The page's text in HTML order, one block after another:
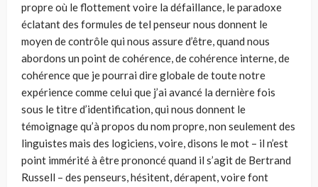
propre où le flotte­ment voire la défaillance, le paradoxe
éclatant des formules de tel penseur nous donnent le
moyen de contrôle qui nous assure d’être, quand nous
abordons un point de cohérence, de cohérence interne, de
cohérence que je pourrai dire glo­bale de toute notre
expérience comme celui que j’ai avancé la dernière fois
sous le titre d’identification, qui nous donnent le
témoignage qu’à propos du nom propre, non seulement des
linguistes mais des logiciens, voire, disons le mot – il n’est
point immérité à être prononcé quand il s’agit de Bertrand
Russell – des penseurs, hésitent, dérapent, voire font